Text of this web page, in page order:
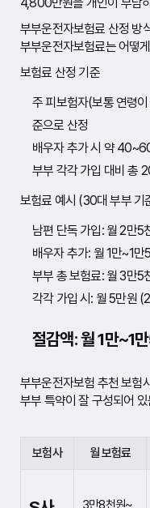
부부운전자보험료 산정 방
부부운전자보험료는 어떻
보험료 산정 기준
주 피보험자(보통 연령
준으로 산정
배우자 추가 시 약
부부 각각 가입 대비 총
보험료 예시 (30대 부부 기
남편 단독 가입: 월 2만5
배우자 추가: 월 1만~1만
부부 총 보험료: 월 3만5
각각 가입 시: 월 5만원
절감액: 월 1만~1
부부운전자보험 추천 보험
부부 특약이 잘 구성되어
보험사 월 보험료
3만8천원~